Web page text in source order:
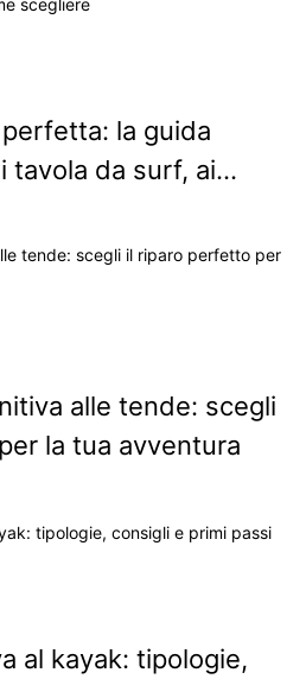
la guida
tavola da surf, ai
alle tende: scegli
la tua avventura
al kayak: tipologie,